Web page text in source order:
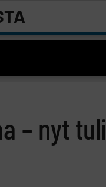
– nyt tuli